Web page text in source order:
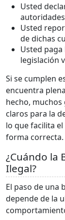
Usted
Usted
de dichas
Usted
legislación
Si se cumplen
encuentra
hecho,
claros para la
lo que facilita
forma correcta.
¿Cuándo la
Ilegal?
El paso de una
depende de la